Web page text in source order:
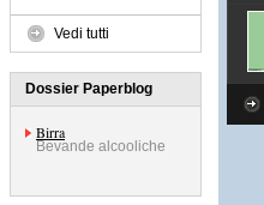
Vedi tutti
Dossier Paperblog
Birra
Bevande alcooliche